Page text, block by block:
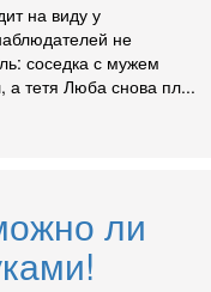
на виду у
не
соседка с мужем
а тетя Люба снова пл...
ли